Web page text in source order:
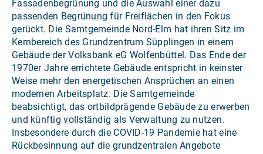
Fassadenbegrünung und die Auswahl einer dazu
passenden Begrünung für Freiflächen in den Fokus
gerückt. Die Samtgemeinde Nord-Elm hat ihren Sitz im
Kernbereich des Grundzentrum Süpplingen in einem
Gebäude der Volksbank eG Wolfenbüttel. Das Ende der
1970er Jahre errichtete Gebäude entspricht in keinster
Weise mehr den energetischen Ansprüchen an einen
modernen Arbeitsplatz. Die Samtgemeinde
beabsichtigt, das ortbildprägende Gebäude zu erwerben
und künftig vollständig als Verwaltung zu nutzen.
Insbesondere durch die COVID-19 Pandemie hat eine
Rückbesinnung auf die grundzentralen Angebote